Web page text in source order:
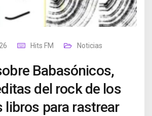
Hits FM Noticias
Babasónicos,
del rock de los
libros para rastrear